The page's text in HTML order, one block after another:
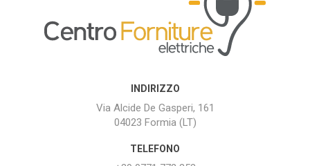
INDIRIZZO
Via Alcide De Gasperi, 161
04023 Formia (LT)
TELEFONO